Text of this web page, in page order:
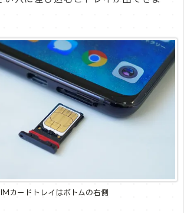
カードトレイはボトムの右側